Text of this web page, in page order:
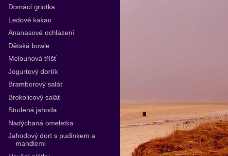
Domácí griotka
Ledové kakao
Ananasové ochlazení
Dětská bowle
Melounová tříšť
Jogurtový dortík
Bramborový salát
Brokolicový salát
Studená jahoda
Nadýchaná omeletka
Jahodový dort s pudinkem a
mandlemi